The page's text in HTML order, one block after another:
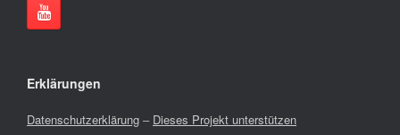
Erklärungen
Datenschutzerklärung – Dieses Projekt unterstützen